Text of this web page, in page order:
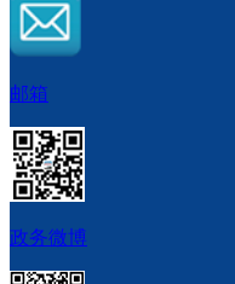
邮箱
政务微博